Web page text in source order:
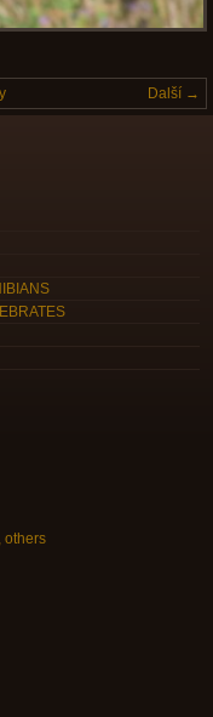
Další →
others